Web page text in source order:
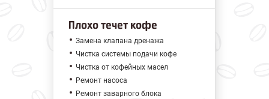
Плохо течет кофе
Замена клапана дренажа
Чистка системы подачи кофе
Чистка от кофейных масел
Ремонт насоса
Ремонт заварного блока